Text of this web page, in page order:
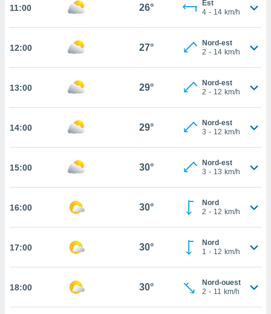
à
de
les
pas
11:00 26°
Est
4 - 14 km/h
12:00 27°
Nord-est
2 - 14 km/h
13:00 29°
Nord-est
2 - 12 km/h
14:00 29°
Nord-est
3 - 12 km/h
15:00 30°
Nord-est
3 - 13 km/h
16:00 30°
Nord
2 - 12 km/h
17:00 30°
Nord
1 - 12 km/h
18:00 30°
Nord-ouest
2 - 11 km/h